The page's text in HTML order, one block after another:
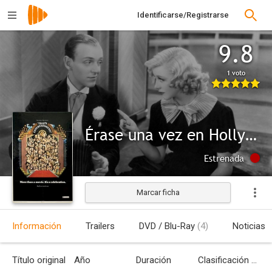
Identificarse/Registrarse
9.8
1 voto
Érase una vez en Hollywood
Estrenada
Marcar ficha
Información Trailers DVD / Blu-Ray (4) Noticias
Título original Año Duración Clasificación por edades